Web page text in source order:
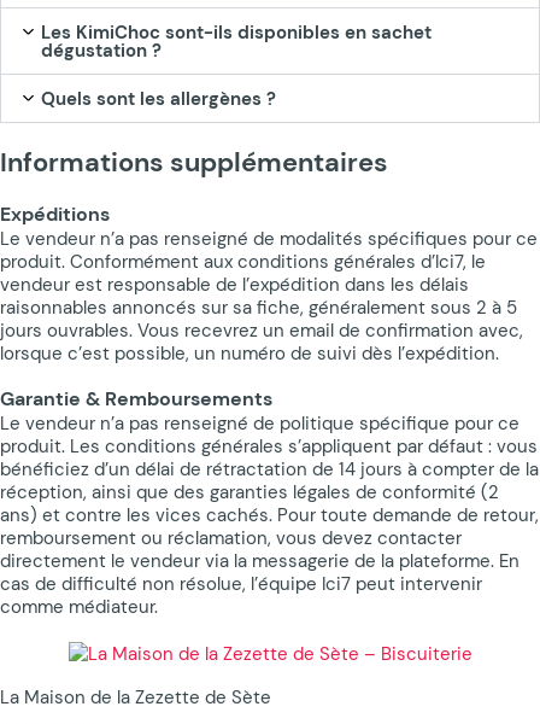
Les KimiChoc sont-ils disponibles en sachet
dégustation ?
Quels sont les allergènes ?
Informations supplémentaires
Expéditions
Le vendeur n’a pas renseigné de modalités spécifiques pour ce
produit. Conformément aux conditions générales d’Ici7, le
vendeur est responsable de l’expédition dans les délais
raisonnables annoncés sur sa fiche, généralement sous 2 à 5
jours ouvrables. Vous recevrez un email de confirmation avec,
lorsque c’est possible, un numéro de suivi dès l’expédition.
Garantie & Remboursements
Le vendeur n’a pas renseigné de politique spécifique pour ce
produit. Les conditions générales s’appliquent par défaut : vous
bénéficiez d’un délai de rétractation de 14 jours à compter de la
réception, ainsi que des garanties légales de conformité (2
ans) et contre les vices cachés. Pour toute demande de retour,
remboursement ou réclamation, vous devez contacter
directement le vendeur via la messagerie de la plateforme. En
cas de difficulté non résolue, l’équipe Ici7 peut intervenir
comme médiateur.
La Maison de la Zezette de Sète